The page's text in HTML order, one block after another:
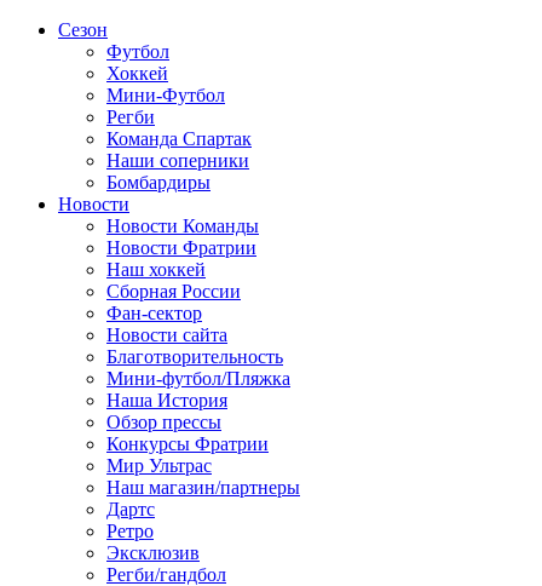
Сезон
Футбол
Хоккей
Мини-Футбол
Регби
Команда Спартак
Наши соперники
Бомбардиры
Новости
Новости Команды
Новости Фратрии
Наш хоккей
Сборная России
Фан-cектор
Новости сайта
Благотворительность
Мини-футбол/Пляжка
Наша История
Обзор прессы
Конкурсы Фратрии
Мир Ультрас
Наш магазин/партнеры
Дартс
Ретро
Эксклюзив
Регби/гандбол